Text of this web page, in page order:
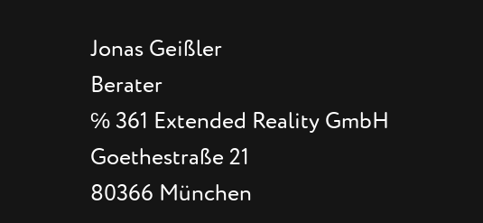
Jonas Geißler
Berater
℅ 361 Extended Reality GmbH
Goethestraße 21
80366 München